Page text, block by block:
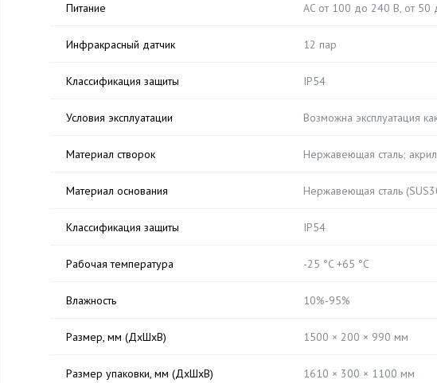
Питание AC от 100 до 240 В, от 50
Инфракрасный датчик 12 пар
Классификация защиты IP54
Условия эксплуатации Возможна эксплуатация
Материал створок Нержавеющая сталь;
Материал основания Нержавеющая сталь
Классификация защиты IP54
Рабочая температура -25 °C +65 °C
Влажность 10%-95%
Размер, мм (ДхШхВ) 1500 × 200 × 990 мм
Размер упаковки, мм (ДхШхВ) 1610 × 300 × 1100 мм